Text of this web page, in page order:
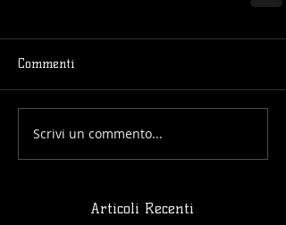
Commenti
Scrivi un commento...
Articoli Recenti